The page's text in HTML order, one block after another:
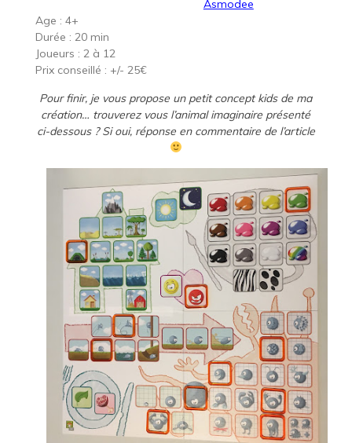
Asmodee
Age : 4+
Durée : 20 min
Joueurs : 2 à 12
Prix conseillé : +/- 25€
Pour finir, je vous propose un petit concept kids de ma
création… trouverez vous l’animal imaginaire présenté
ci-dessous ? Si oui, réponse en commentaire de l’article